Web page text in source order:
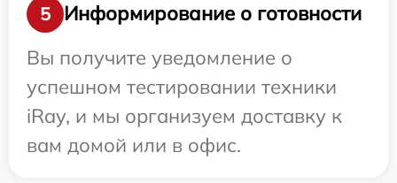
5
Информирование о готовности
Вы получите уведомление о
успешном тестировании техники
iRay, и мы организуем доставку к
вам домой или в офис.